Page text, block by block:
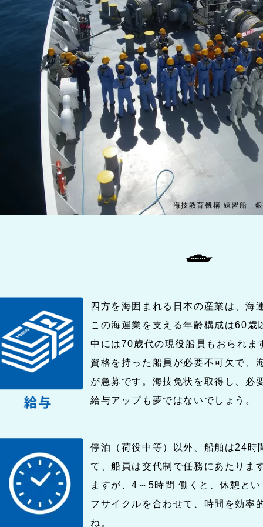
海技教育機構 練習船「
四方を海囲まれる日本の産業は、海
この海運業を支える年齢構成は60
中には70歳代の現役船員もおられま
資格を持った船員が必要不可欠で、
が急募です。海技免状を取得し、必
給与アップも夢ではないでしょう。
停泊（荷役中等）以外、船舶は24時
て、船員は交代制で任務にあたりま
ますが、4～5時間 働くと、休憩と
フサイクルを合わせて、時間を効率
ね。